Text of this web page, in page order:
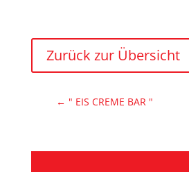
Zurück zur Übersicht
← " EIS CREME BAR "